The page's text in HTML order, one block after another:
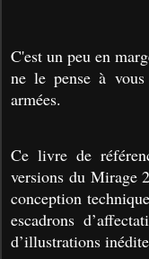
C'est un peu en
ne le pense à
armées.
Ce livre de
versions du Mirage
conception
escadrons
d’illustrations